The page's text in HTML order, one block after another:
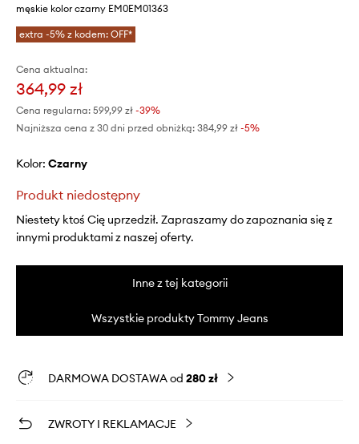
męskie kolor czarny EM0EM01363
extra -5% z kodem: OFF*
Cena aktualna:
364,99 zł
Cena regularna: 599,99 zł -39%
Najniższa cena z 30 dni przed obniżką: 384,99 zł -5%
Kolor: czarny
Produkt niedostępny
Niestety ktoś Cię uprzedził. Zapraszamy do zapoznania się z
innymi produktami z naszej oferty.
Inne z tej kategorii
Wszystkie produkty Tommy Jeans
DARMOWA DOSTAWA od 280 zł
ZWROTY I REKLAMACJE